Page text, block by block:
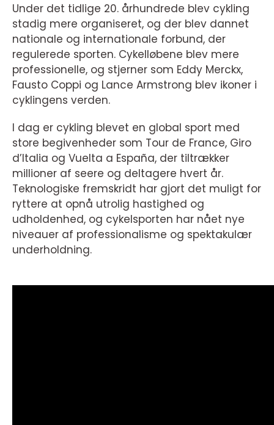
Under det tidlige 20. århundrede blev cykling
stadig mere organiseret, og der blev dannet
nationale og internationale forbund, der
regulerede sporten. Cykelløbene blev mere
professionelle, og stjerner som Eddy Merckx,
Fausto Coppi og Lance Armstrong blev ikoner i
cyklingens verden.
I dag er cykling blevet en global sport med
store begivenheder som Tour de France, Giro
d’Italia og Vuelta a España, der tiltrækker
millioner af seere og deltagere hvert år.
Teknologiske fremskridt har gjort det muligt for
ryttere at opnå utrolig hastighed og
udholdenhed, og cykelsporten har nået nye
niveauer af professionalisme og spektakulær
underholdning.